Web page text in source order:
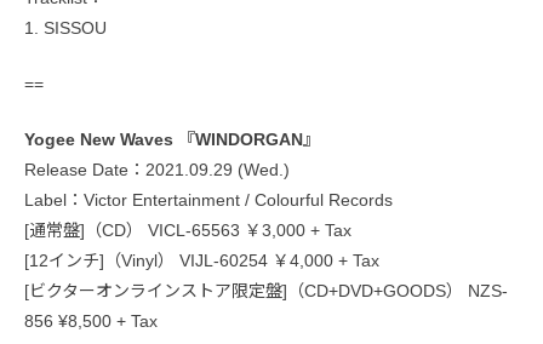
1. SISSOU
==
Yogee New Waves 『WINDORGAN』
Release Date：2021.09.29 (Wed.)
Label：Victor Entertainment / Colourful Records
[通常盤]（CD） VICL-65563 ￥3,000 + Tax
[12インチ]（Vinyl） VIJL-60254 ￥4,000 + Tax
[ビクターオンラインストア限定盤]（CD+DVD+GOODS） NZS-
856 ¥8,500 + Tax